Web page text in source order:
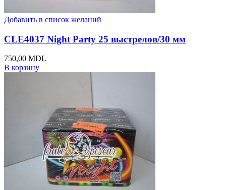
Добавить в список желаний
CLE4037 Night Party 25 выстрелов/30 мм
750,00 MDL
В корзину